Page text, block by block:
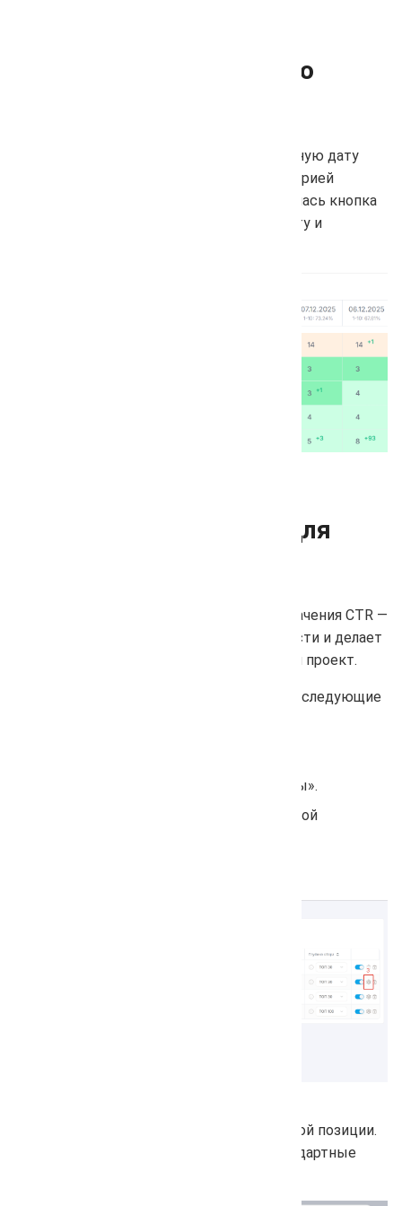
Удаление дат съёма - по
Добавлена возможность удалять отдельную дату
съёма позиций — теперь управление историей
данных стало ещё удобнее. Чтобы появилась кнопка
удаления, наведите курсор на нужную дату и
Индивидуальные CTR для
Теперь можно задавать собственные значения CTR —
это повышает точность расчёта видимости и делает
аналитику более адаптированной под ваш проект.
Чтобы скорректировать CTR, выполните следующие
Откройте раздел «Поисковые системы».
Нажмите на шестерёнку рядом с нужной
отредактировать значения CTR для каждой позиции.
При необходимости можно вернуть стандартные